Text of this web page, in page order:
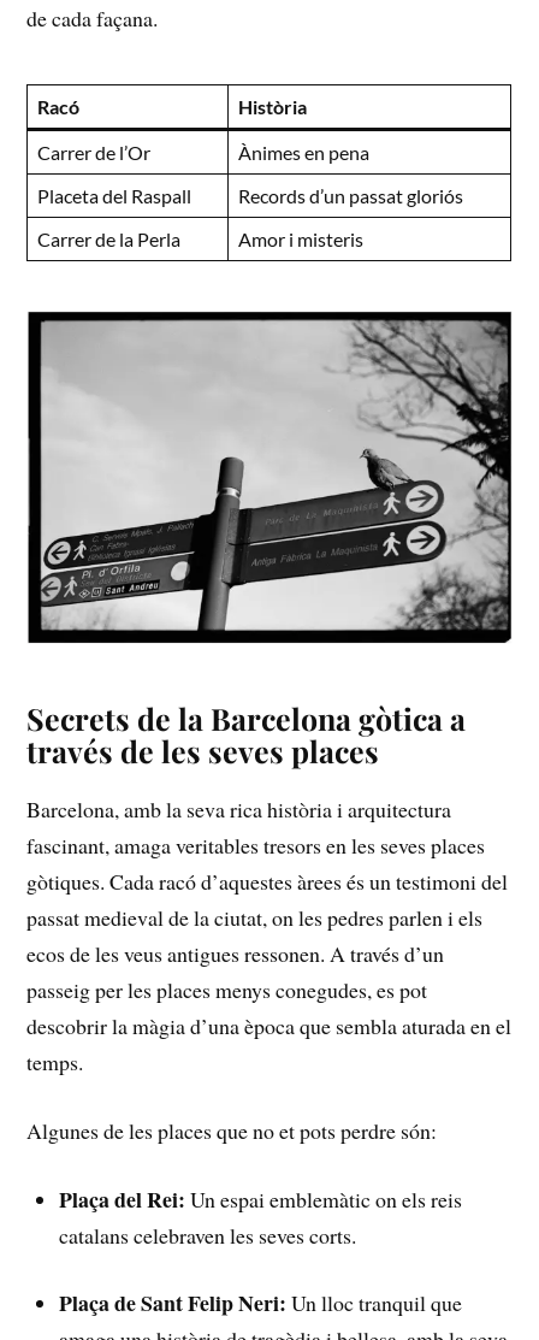
de ⁣cada façana.
Racó
Història
Carrer de l’Or
Ànimes ‌en pena
Placeta del Raspall
Records ⁤d’un passat gloriós
Carrer ⁣de​ la Perla
Amor ⁣i misteris
Secrets ‍de la Barcelona gòtica a⁢
través de les seves places
Barcelona,⁤ amb la seva ⁤rica⁤ història⁣ i arquitectura
fascinant, amaga veritables tresors en les⁤ seves⁢ places
gòtiques. Cada racó d’aquestes⁤ àrees és un testimoni del
passat medieval de‍ la ciutat, on ⁤les pedres parlen i ‌els
⁣ecos de les veus antigues ressonen. A través d’un
passeig per les places menys conegudes, es pot
descobrir la màgia d’una‌ època que sembla aturada en⁣ el
temps.
Algunes de⁣ les⁣ places que‌ no et pots perdre són:
Plaça ‍del ⁣Rei: Un espai emblemàtic on els reis⁢
catalans celebraven les seves ⁣corts.
Plaça‌ de⁣ Sant Felip⁤ Neri: ‌Un lloc tranquil ⁢que